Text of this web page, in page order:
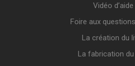
Vidéo d’aide
Foire aux
La création du
La fabrication du